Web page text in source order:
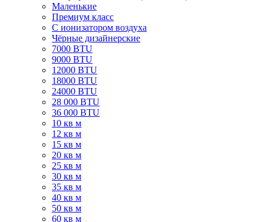
Маленькие
Премиум класс
C ионизатором воздуха
Чёрные дизайнерские
7000 BTU
9000 BTU
12000 BTU
18000 BTU
24000 BTU
28 000 BTU
36 000 BTU
10 кв м
12 кв м
15 кв м
20 кв м
25 кв м
30 кв м
35 кв м
40 кв м
50 кв м
60 кв м